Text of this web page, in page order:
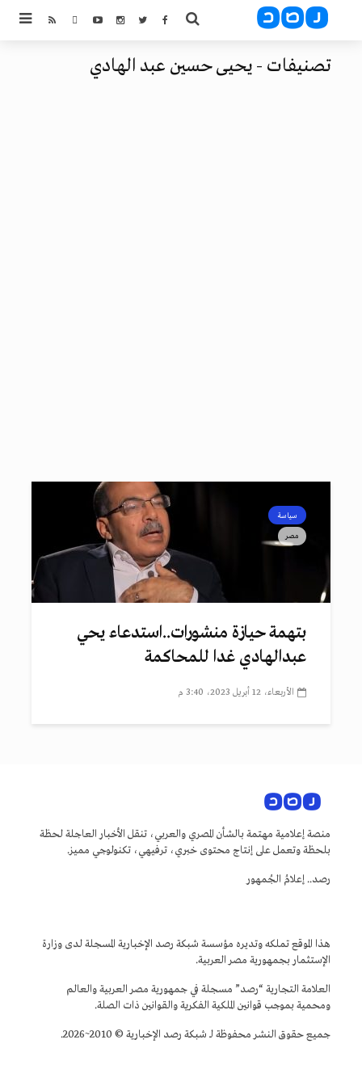
تصنيفات - يحيى حسين عبد الهادي
سياسة
مصر
بتهمة حيازة منشورات..استدعاء يحي
عبدالهادي غدا للمحاكمة
الأربعاء، 12 أبريل 2023، 3:40 م
منصة إعلامية مهتمة بالشأن المصري والعربي، تنقل الأخبار العاجلة لحظة
بلحظة وتعمل على إنتاج محتوى خبري، ترفيهي، تكنولوجي مميز.
رصد.. إعلامُ الجُمهور
هذا الموقع تملكه وتديره مؤسسة شبكة رصد الإخبارية المسجلة لدى وزارة
الإستثمار بجمهورية مصر العربية.
العلامة التجارية “رصد” مسجلة في جمهورية مصر العربية والعالم
ومحمية بموجب قوانين الملكية الفكرية والقوانين ذات الصلة.
جميع حقوق النشر محفوظة لـ شبكة رصد الإخبارية © 2010~2026.